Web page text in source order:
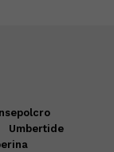
Umbertide